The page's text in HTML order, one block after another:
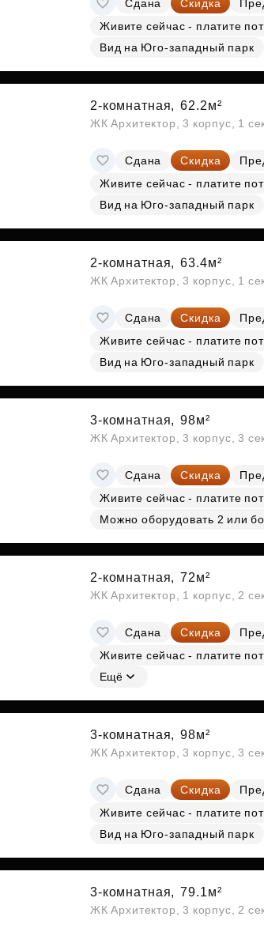
Субсидии
Сдана Скидка
Живите сейчас - платите
Вид на Юго-западный парк
2-комнатная, 62.2м²
ЖК Архитектор, 3 корпус, 1
Сдана Скидка
Живите сейчас - платите
Вид на Юго-западный парк
2-комнатная, 63.4м²
ЖК Архитектор, 3 корпус, 1
Сдана Скидка
Живите сейчас - платите
Вид на Юго-западный парк
3-комнатная, 98м²
ЖК Архитектор, 3 корпус, 3
Сдана Скидка
Живите сейчас - платите
Можно оборудовать 2 или
2-комнатная, 72м²
ЖК Архитектор, 1 корпус, 2
Сдана Скидка
Живите сейчас - платите
Ещё
3-комнатная, 98м²
ЖК Архитектор, 3 корпус, 3
Сдана Скидка
Живите сейчас - платите
Вид на Юго-западный парк
3-комнатная, 79.1м²
ЖК Архитектор, 3 корпус, 2